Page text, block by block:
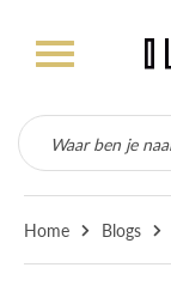
Home Blogs